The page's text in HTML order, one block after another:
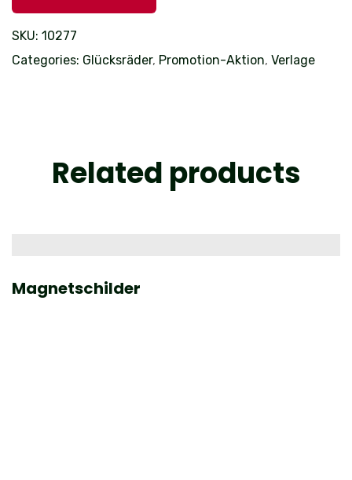
SKU: 10277
Categories: Glücksräder, Promotion-Aktion, Verlage
Related products
Magnetschilder